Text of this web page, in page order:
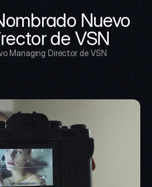
Nuevo
de VSN
Managing Director de VSN